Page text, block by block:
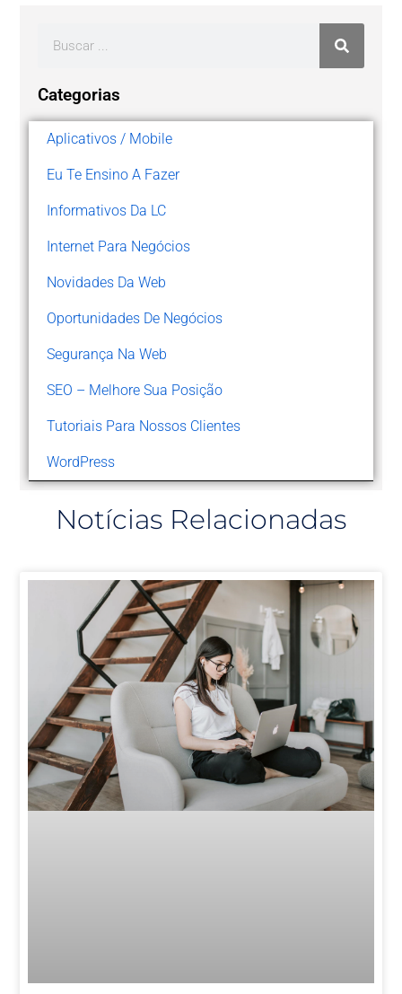
Categorias
Aplicativos / Mobile
Eu Te Ensino A Fazer
Informativos Da LC
Internet Para Negócios
Novidades Da Web
Oportunidades De Negócios
Segurança Na Web
SEO – Melhore Sua Posição
Tutoriais Para Nossos Clientes
WordPress
Notícias Relacionadas